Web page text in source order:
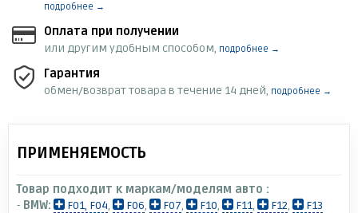
⌀ отверствия ступицы [мм]
75
KBA 60787
Парные номера артикулов
Количество отверстий
Фаска 2 [мм]
120
подробнее →
Оплата при получении
или другим удобным способом, подробнее →
Гарантия
обмен/возврат товара в течение 14 дней, подробнее →
ПРИМЕНЯЕМОСТЬ
Товар подходит к маркам/моделям авто :
- BMW: F01, F04, F06, F07, F10, F11, F12,
F13